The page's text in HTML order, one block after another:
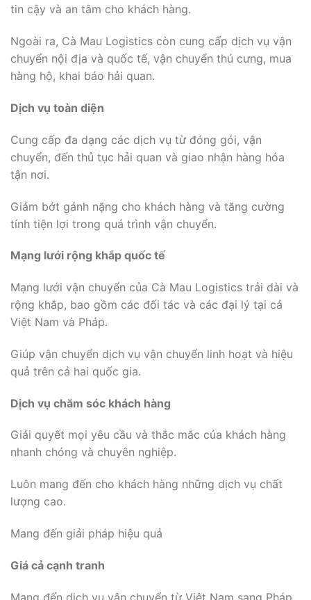
tin cậy và an tâm cho khách hàng.
Ngoài ra, Cà Mau Logistics còn cung cấp dịch vụ vận
chuyển nội địa và quốc tế, vận chuyển thú cưng, mua
hàng hộ, khai báo hải quan.
Dịch vụ toàn diện
Cung cấp đa dạng các dịch vụ từ đóng gói, vận
chuyển, đến thủ tục hải quan và giao nhận hàng hóa
tận nơi.
Giảm bớt gánh nặng cho khách hàng và tăng cường
tính tiện lợi trong quá trình vận chuyển.
Mạng lưới rộng khắp quốc tế
Mạng lưới vận chuyển của Cà Mau Logistics trải dài và
rộng khắp, bao gồm các đối tác và các đại lý tại cả
Việt Nam và Pháp.
Giúp vận chuyển dịch vụ vận chuyển linh hoạt và hiệu
quả trên cả hai quốc gia.
Dịch vụ chăm sóc khách hàng
Giải quyết mọi yêu cầu và thắc mắc của khách hàng
nhanh chóng và chuyên nghiệp.
Luôn mang đến cho khách hàng những dịch vụ chất
lượng cao.
Mang đến giải pháp hiệu quả
Giá cả cạnh tranh
Mang đến dịch vụ vận chuyển từ Việt Nam sang Pháp